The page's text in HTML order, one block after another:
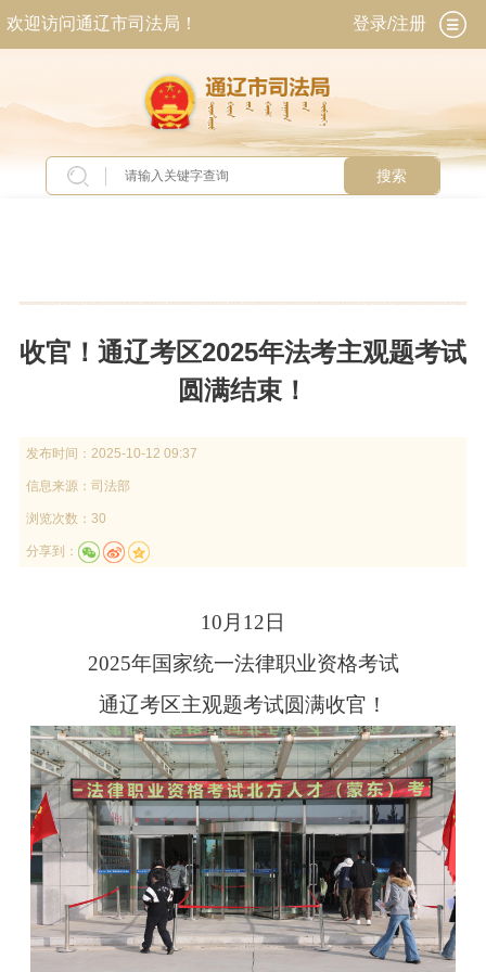
欢迎访问通辽市司法局！ 登录/注册
搜索
收官！通辽考区2025年法考主观题考试
圆满结束！
发布时间： 2025-10-12 09:37
信息来源： 司法部
浏览次数：30
分享到：
10月12日
2025年国家统一法律职业资格考试
通辽考区主观题考试圆满收官！